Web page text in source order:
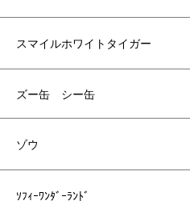
スマイルホワイトタイガー
ズー缶 シー缶
ゾウ
ｿﾌｨｰﾜﾝﾀﾞｰﾗﾝﾄﾞ